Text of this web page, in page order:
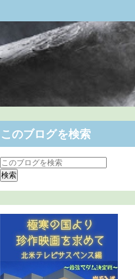
このブログを検索